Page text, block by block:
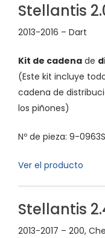
Stellantis
2013-2016 – Dart
Kit de cadena de
(Este kit incluye
cadena de
los piñones)
Nº de pieza: 9-0963S
Ver el producto
Stellantis
2013-2017 – 200,